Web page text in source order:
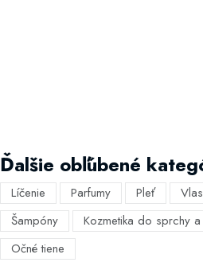
Ďalšie obľúbené
Líčenie Parfumy Pleť
Šampóny
Kozmetika do sprchy
Očné tiene